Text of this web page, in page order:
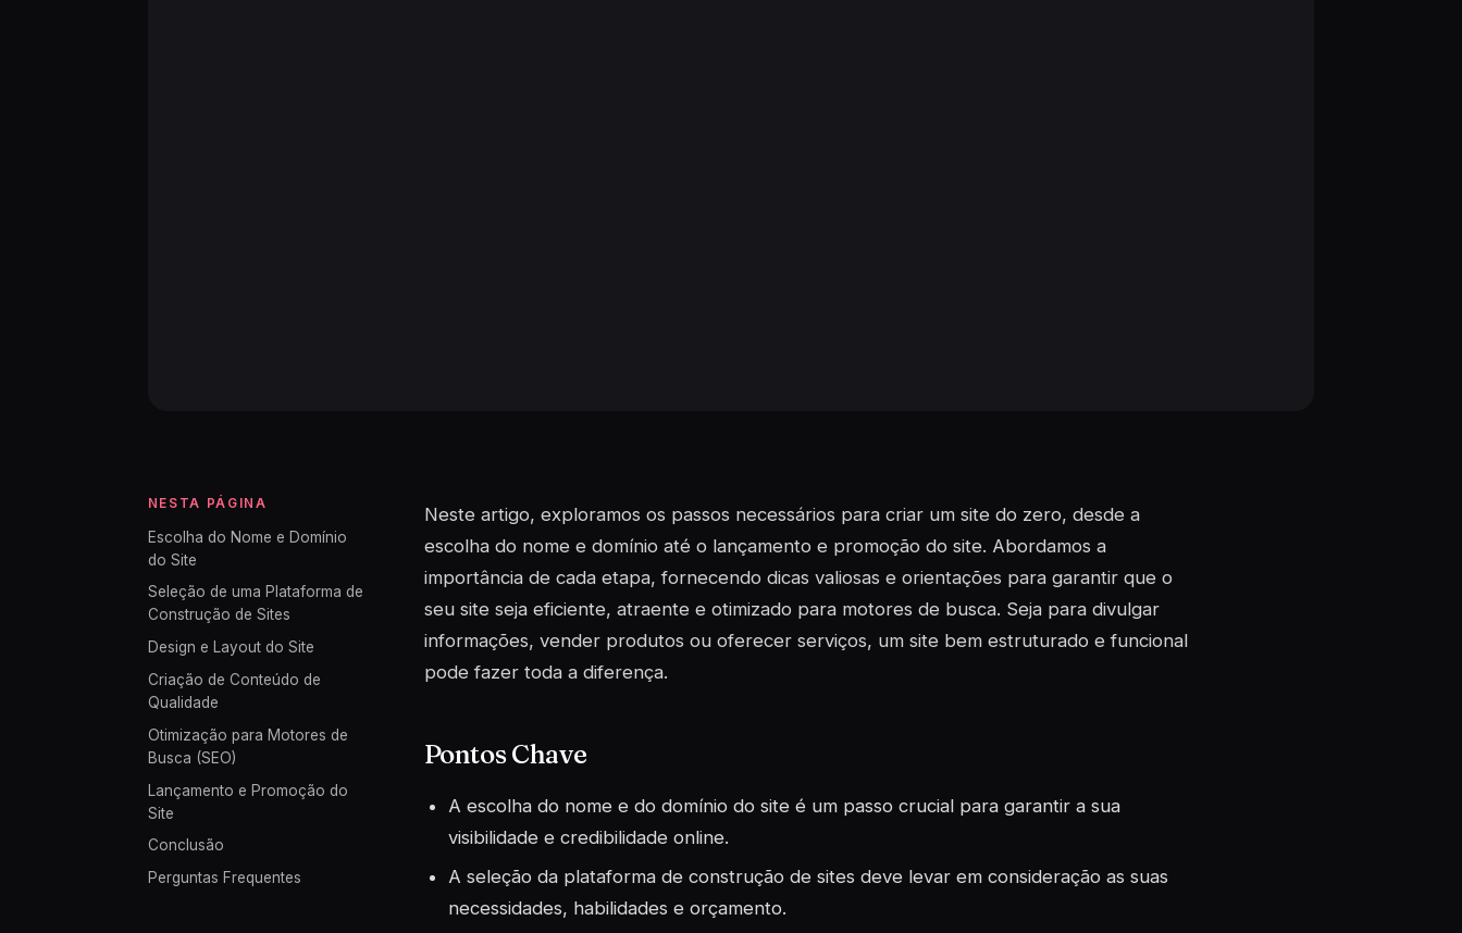
NESTA PÁGINA
Escolha do Nome e Domínio
do Site
Seleção de uma Plataforma de
Construção de Sites
Design e Layout do Site
Criação de Conteúdo de
Qualidade
Otimização para Motores de
Busca (SEO)
Lançamento e Promoção do
Site
Conclusão
Perguntas Frequentes
Neste artigo, exploramos os passos necessários para criar um site do zero, desde a
escolha do nome e domínio até o lançamento e promoção do site. Abordamos a
importância de cada etapa, fornecendo dicas valiosas e orientações para garantir que o
seu site seja eficiente, atraente e otimizado para motores de busca. Seja para divulgar
informações, vender produtos ou oferecer serviços, um site bem estruturado e funcional
pode fazer toda a diferença.
Pontos Chave
A escolha do nome e do domínio do site é um passo crucial para garantir a sua
visibilidade e credibilidade online.
A seleção da plataforma de construção de sites deve levar em consideração as suas
necessidades, habilidades e orçamento.